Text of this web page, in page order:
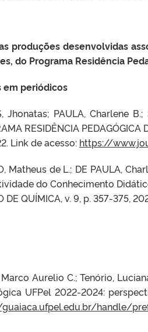
produções desenvolvidas
do Programa Residência
em periódicos
Jhonatas; PAULA, Charlene
RESIDÊNCIA
Link de acesso: https://
Matheus de L.; DE PAULA,
do Conhecimento
DE QUÍMICA, v. 9, p. 357-375,
Aurelio C.; Tenório,
UFPel 2022-2024:
handle/